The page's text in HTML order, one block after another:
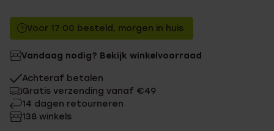
Voor 17:00 besteld, morgen in huis
Vandaag nodig? Bekijk winkelvoorraad
Achteraf betalen
Gratis verzending vanaf €49
14 dagen retourneren
138 winkels